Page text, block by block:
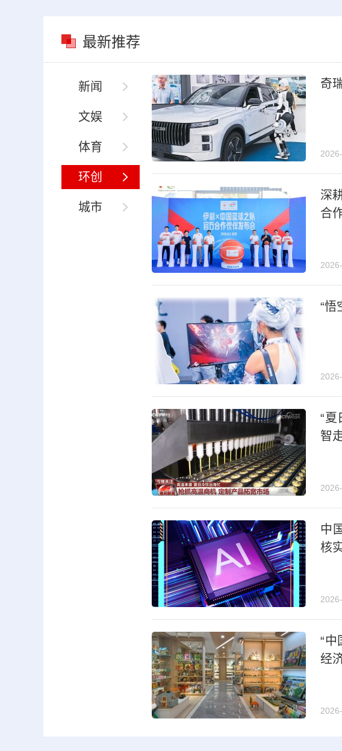
最新推荐
新闻
文娱
体育
环创
城市
奇
深
合
“悟
“夏
智
中
核
“中
经